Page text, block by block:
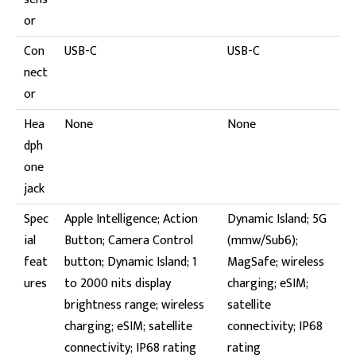
or
Con
nect
or
USB-C USB-C
Hea
dph
one
jack
None None
Spec
ial
feat
ures
Apple Intelligence; Action
Button; Camera Control
button; Dynamic Island; 1
to 2000 nits display
brightness range; wireless
charging; eSIM; satellite
connectivity; IP68 rating
Dynamic Island; 5G
(mmw/Sub6);
MagSafe; wireless
charging; eSIM;
satellite
connectivity; IP68
rating